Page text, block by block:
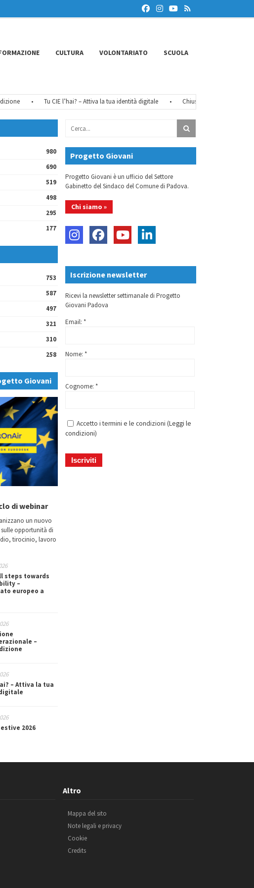
CULTURA VOLONTARIATO SCUOLA
Tu CIE l’hai? – Attiva la tua identità digitale Chiusure estive 2026
980
690
519
498
295
177
753
587
497
321
310
258
Giovani
di webinar
un nuovo
opportunità di
tirocinio, lavoro
steps towards
–
europeo a
–
– Attiva la tua
2026
Progetto Giovani
Progetto Giovani è un ufficio del Settore
Gabinetto del Sindaco del Comune di Padova.
Chi siamo »
Iscrizione newsletter
Ricevi la newsletter settimanale di Progetto
Giovani Padova
Email: *
Nome: *
Cognome: *
Accetto i termini e le condizioni (Leggi le
condizioni)
Altro
Mappa del sito
Note legali e privacy
Cookie
Credits